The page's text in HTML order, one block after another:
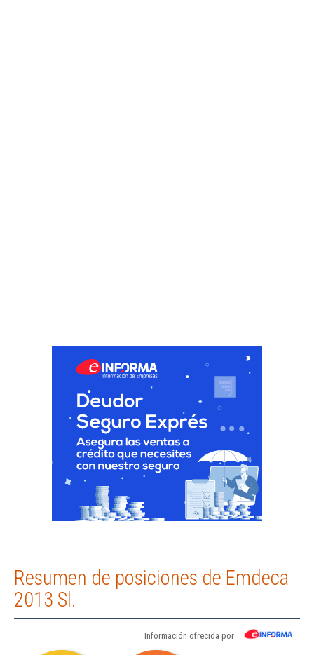
Resumen de posiciones de Emdeca
2013 Sl.
Información ofrecida por